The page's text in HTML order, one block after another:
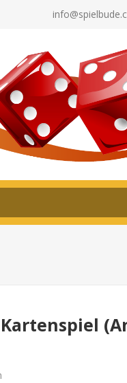
Kartenspiel